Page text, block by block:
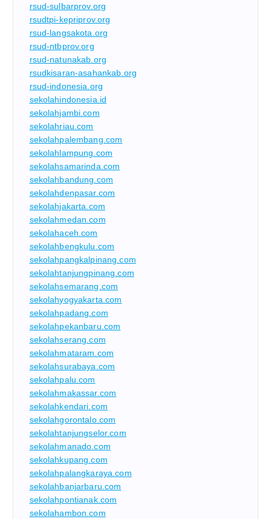
rsud-sulbarprov.org
rsudtpi-kepriprov.org
rsud-langsakota.org
rsud-ntbprov.org
rsud-natunakab.org
rsudkisaran-asahankab.org
rsud-indonesia.org
sekolahindonesia.id
sekolahjambi.com
sekolahriau.com
sekolahpalembang.com
sekolahlampung.com
sekolahsamarinda.com
sekolahbandung.com
sekolahdenpasar.com
sekolahjakarta.com
sekolahmedan.com
sekolahaceh.com
sekolahbengkulu.com
sekolahpangkalpinang.com
sekolahtanjungpinang.com
sekolahsemarang.com
sekolahyogyakarta.com
sekolahpadang.com
sekolahpekanbaru.com
sekolahserang.com
sekolahmataram.com
sekolahsurabaya.com
sekolahpalu.com
sekolahmakassar.com
sekolahkendari.com
sekolahgorontalo.com
sekolahtanjungselor.com
sekolahmanado.com
sekolahkupang.com
sekolahpalangkaraya.com
sekolahbanjarbaru.com
sekolahpontianak.com
sekolahambon.com